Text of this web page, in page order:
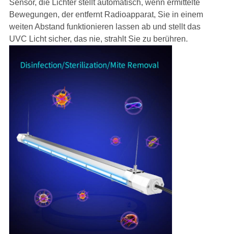
Sensor, die Lichter stellt automatisch, wenn ermittelte
Bewegungen, der entfernt Radioapparat, Sie in einem
weiten Abstand funktionieren lassen ab und stellt das
UVC Licht sicher, das nie, strahlt Sie zu berühren.